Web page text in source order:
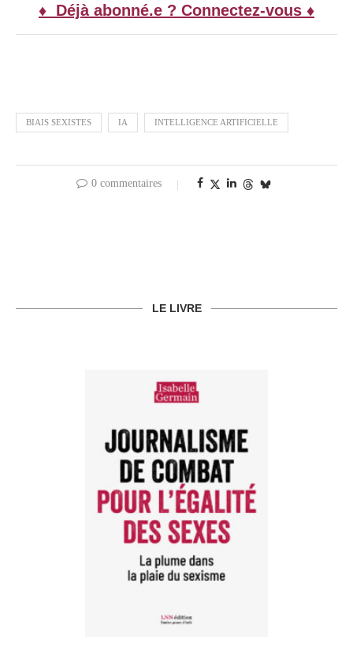
♦ Déjà abonné.e ? Connectez-vous ♦
BIAIS SEXISTES IA INTELLIGENCE ARTIFICIELLE
0 commentaires
LE LIVRE